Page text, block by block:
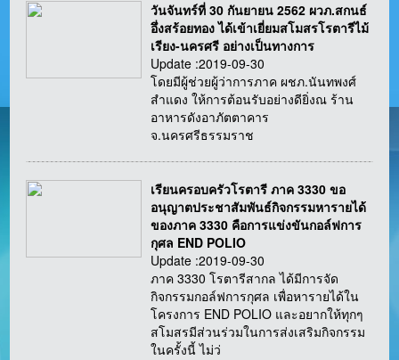
วันจันทร์ที่ 30 กันยายน 2562 ผวภ.สกนธ์
อึ่งสร้อยทอง ได้เข้าเยี่ยมสโมสรโรตารีไม้
เรียง-นครศรี อย่างเป็นทางการ
Update :2019-09-30
โดยมีผู้ช่วยผู้ว่าการภาค ผชภ.นันทพงศ์
สำแดง ให้การต้อนรับอย่างดียิ่งณ ร้าน
อาหารดังอาภัตตาคาร
จ.นครศรีธรรมราช
เรียนครอบครัวโรตารี ภาค 3330 ขอ
อนุญาตประชาสัมพันธ์กิจกรรมหารายได้
ของภาค 3330 คือการแข่งขันกอล์ฟการ
กุศล END POLIO
Update :2019-09-30
ภาค 3330 โรตารีสากล ได้มีการจัด
กิจกรรมกอล์ฟการกุศล เพื่อหารายได้ใน
โครงการ END POLIO และอยากให้ทุกๆ
สโมสรมีส่วนร่วมในการส่งเสริมกิจกรรม
ในครั้งนี้ ไม่ว่